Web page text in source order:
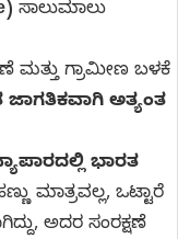
ಸಾಲುಮಾಲು
ಮತ್ತು ಗ್ರಾಮೀಣ ಬಳಕೆ
ಜಾಗತಿಕವಾಗಿ ಅತ್ಯಂತ
ಭಾರತ
ಮಾತ್ರವಲ್ಲ, ಒಟ್ಟಾರೆ
ಅದರ ಸಂರಕ್ಷಣೆ